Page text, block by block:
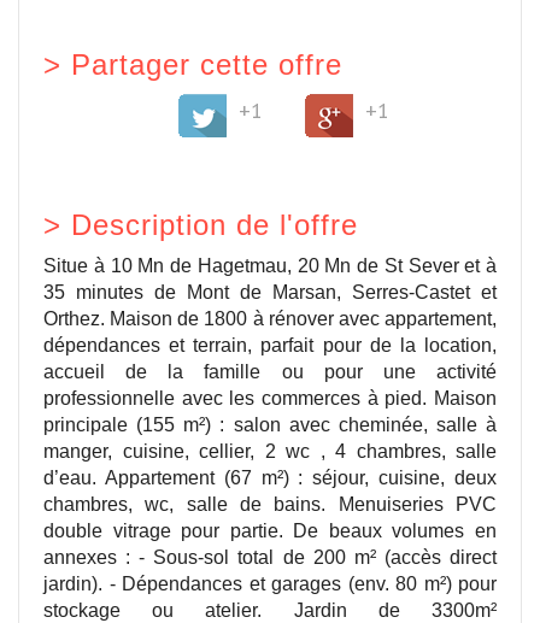
> Partager cette offre
+1 +1
> Description de l'offre
Situe à 10 Mn de Hagetmau, 20 Mn de St Sever et à
35 minutes de Mont de Marsan, Serres-Castet et
Orthez. Maison de 1800 à rénover avec appartement,
dépendances et terrain, parfait pour de la location,
accueil de la famille ou pour une activité
professionnelle avec les commerces à pied. Maison
principale (155 m²) : salon avec cheminée, salle à
manger, cuisine, cellier, 2 wc , 4 chambres, salle
d’eau. Appartement (67 m²) : séjour, cuisine, deux
chambres, wc, salle de bains. Menuiseries PVC
double vitrage pour partie. De beaux volumes en
annexes : - Sous-sol total de 200 m² (accès direct
jardin). - Dépendances et garages (env. 80 m²) pour
stockage ou atelier. Jardin de 3300m²